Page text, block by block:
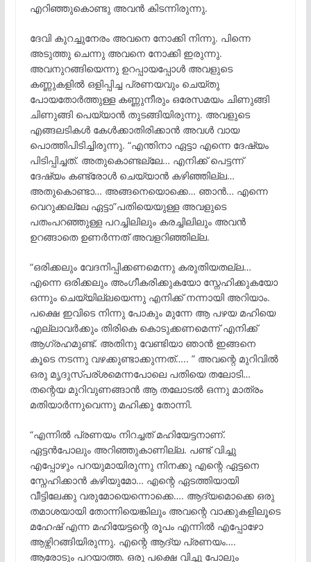
എറിഞ്ഞുകൊണ്ടു അവൻ കിടന്നിരുന്നു.
ദേവി കുറച്ചുനേരം അവനെ നോക്കി നിന്നു. പിന്നെ
അടുത്തു ചെന്നു അവനെ നോക്കി ഇരുന്നു.
അവനുറങ്ങിയെന്നു ഉറപ്പായപ്പോൾ അവളുടെ
കണ്ണുകളിൽ ഒളിപ്പിച്ച പ്രണയവും ചെയ്തു
പോയതോർത്തുള്ള കണ്ണുനീരും ഒരേസമയം ചിണുങ്ങി
ചിണുങ്ങി പെയ്യാൻ തുടങ്ങിയിരുന്നു. അവളുടെ
എങ്ങലടികൾ കേൾക്കാതിരിക്കാൻ അവൾ വായ
പൊത്തിപിടിച്ചിരുന്നു. “എന്തിനാ ഏട്ടാ എന്നെ ദേഷ്യം
പിടിപ്പിച്ചത്. അതുകൊണ്ടല്ലേ… എനിക്ക് പെട്ടന്ന്
ദേഷ്യം കണ്ട്രോൾ ചെയ്യാൻ കഴിഞ്ഞില്ല…
അതുകൊണ്ടാ… അങ്ങനെയൊക്കെ… ഞാൻ… എന്നെ
വെറുക്കല്ലേ ഏട്ടാ”പതിയെയുള്ള അവളുടെ
പതംപറഞ്ഞുള്ള പറച്ചിലിലും കരച്ചിലിലും അവൻ
ഉറങ്ങാതെ ഉണർന്നത് അവളറിഞ്ഞില്ല.
“ഒരിക്കലും വേദനിപ്പിക്കണമെന്നു കരുതിയതല്ല…
എന്നെ ഒരിക്കലും അംഗീകരിക്കുകയോ സ്നേഹിക്കുകയോ
ഒന്നും ചെയ്യില്ലയെന്നു എനിക്ക് നന്നായി അറിയാം.
പക്ഷെ ഇവിടെ നിന്നു പോകും മുന്നേ ആ പഴയ മഹിയെ
എല്ലാവർക്കും തിരികെ കൊടുക്കണമെന്ന് എനിക്ക്
ആഗ്രഹമുണ്ട്. അതിനു വേണ്ടിയാ ഞാൻ ഇങ്ങനെ
കൂടെ നടന്നു വഴക്കുണ്ടാക്കുന്നത്….. ” അവന്റെ മുറിവിൽ
ഒരു മൃദുസ്പര്ശമെന്നപോലെ പതിയെ തലോടി…
തന്റെയ മുറിവുണങ്ങാൻ ആ തലോടൽ ഒന്നു മാത്രം
മതിയാർന്നുവെന്നു മഹിക്കു തോന്നി.
“എന്നിൽ പ്രണയം നിറച്ചത് മഹിയേട്ടനാണ്.
ഏട്ടൻപോലും അറിഞ്ഞുകാണില്ല. പണ്ട് വിച്ചു
എപ്പോഴും പറയുമായിരുന്നു നിനക്കു എന്റെ ഏട്ടനെ
സ്നേഹിക്കാൻ കഴിയുമോ… എന്റെ ഏടത്തിയായി
വീട്ടിലേക്കു വരുമോയെന്നൊക്കെ…. ആദ്യമൊക്കെ ഒരു
തമാശയായി തോന്നിയെങ്കിലും അവന്റെ വാക്കുകളിലൂടെ
മഹേഷ് എന്ന മഹിയേട്ടന്റെ രൂപം എന്നിൽ എപ്പോഴോ
ആഴ്നിറങ്ങിയിരുന്നു. എന്റെ ആദ്യ പ്രണയം….
ആരോടും പറയാത്ത. ഒരു പക്ഷെ വിച്ചു പോലും